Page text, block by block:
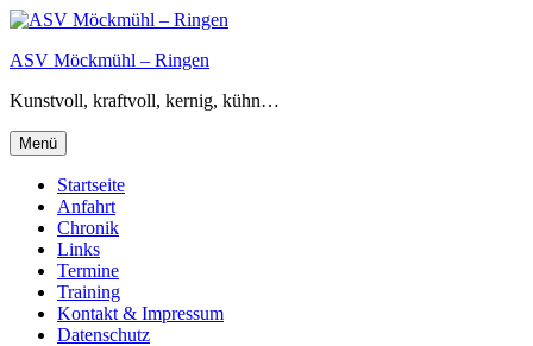
Zum
springen
ASV Möckmühl – Ringen
Kunstvoll, kraftvoll, kernig, kühn…
Menü
Startseite
Anfahrt
Chronik
Links
Termine
Training
Kontakt & Impressum
Datenschutz